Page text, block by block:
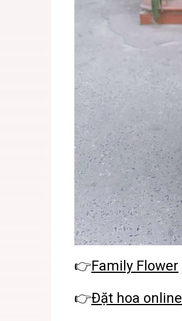
👉Family Flower
👉Đặt hoa online